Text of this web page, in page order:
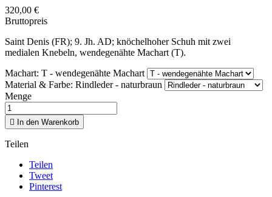
320,00 €
Bruttopreis
Saint Denis (FR); 9. Jh. AD; knöchelhoher Schuh mit zwei
medialen Knebeln, wendegenähte Machart (T).
Machart: T - wendegenähte Machart
Material & Farbe: Rindleder - naturbraun
Menge
 In den Warenkorb
Teilen
Teilen
Tweet
Pinterest